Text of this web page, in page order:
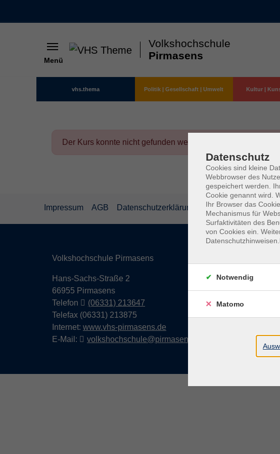
Menü
Volkshochschule
Pirmasens
vhs.thema Politik | Gesellschaft | Umwelt Kultur |
Der Kurs konnte nicht gefunden werden.
Impressum AGB Datenschutzerklärung
Volkshochschule Pirmasens
Hans-Sachs-Straße 2
66955 Pirmasens
Telefon
(06331) 213647
Telefax (06331) 213875
Internet: www.vhs-pirmasens.de
E-Mail:
volkshochschule@pirmasens.de
Datenschutz
Cookies sind kleine
Webbrowser des
gespeichert werden.
Cookie genannt wird.
Ihr Browser das
Mechanismus für
Surfaktivitäten des
von Cookies ein.
Datenschutzhinweisen.
Notwendig
Matomo